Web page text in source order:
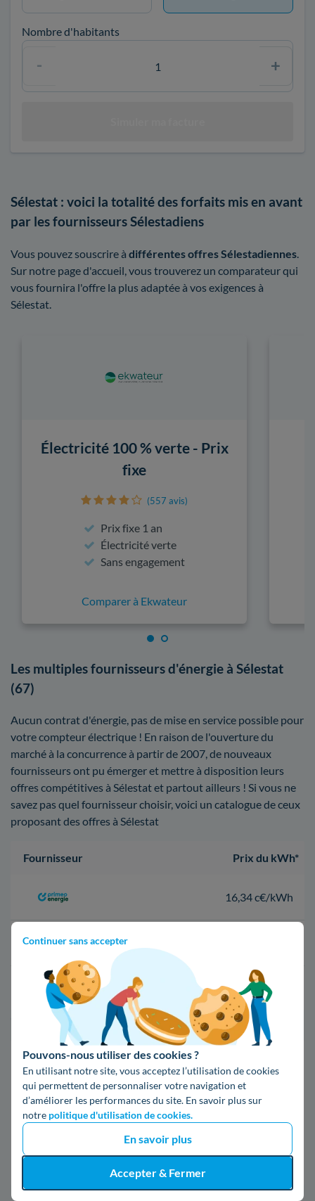
Continuer sans accepter
Pouvons-nous utiliser des cookies ?
En utilisant notre site, vous acceptez l’utilisation de cookies
qui permettent de personnaliser votre navigation et
d’améliorer les performances du site. En savoir plus sur
notre politique d'utilisation de cookies.
En savoir plus
Accepter & Fermer
Nombre d'habitants
Sélestat : voici la totalité des forfaits mis en avant
par les fournisseurs Sélestadiens
Vous pouvez souscrire à différentes offres Sélestadiennes
Sur notre page d'accueil, vous trouverez un comparateur qui
vous fournira l'offre la plus adaptée à vos exigences à
Sélestat.
Électricité 100 % verte - Prix
fixe
(557 avis)
Prix fixe 1 an
Électricité verte
Sans engagement
Comparer à Ekwateur
Les multiples fournisseurs d'énergie à Sélestat
(67)
Aucun contrat d'énergie, pas de mise en service possible pour
votre compteur électrique ! En raison de l'ouverture du
marché à la concurrence à partir de 2007, de nouveaux
fournisseurs ont pu émerger et mettre à disposition leurs
offres compétitives à Sélestat et partout ailleurs ! Si vous ne
savez pas quel fournisseur choisir, voici un catalogue de ceux
proposant des offres à Sélestat
Fournisseur Prix du kWh*
16,34 c€/kWh
17,83 c€/kWh
*Prix TTC pour un forfait base d’une puissance de 6 kVA
Infos / souscriptions
(appel non surtaxé)
09 78 46 71 74
Comparer les offres